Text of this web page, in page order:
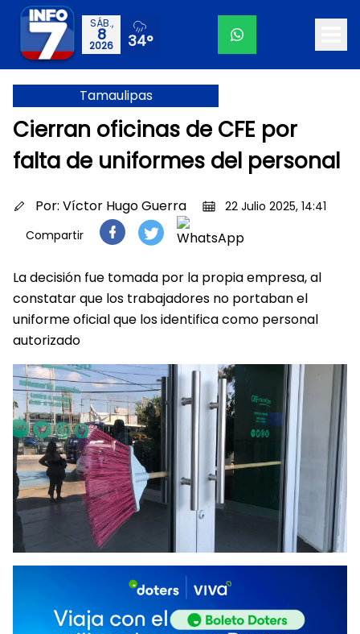
SÁB.,
8
2026 34°
Tamaulipas
Cierran oficinas de CFE por
falta de uniformes del personal
Por: Víctor Hugo Guerra
22 Julio 2025, 14:41
Compartir
La decisión fue tomada por la propia empresa, al
constatar que los trabajadores no portaban el
uniforme oficial que los identifica como personal
autorizado